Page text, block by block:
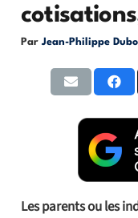
Par Jean-Philippe
Les parents ou les